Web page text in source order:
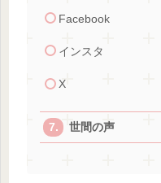
Facebook
インスタ
X
世間の声